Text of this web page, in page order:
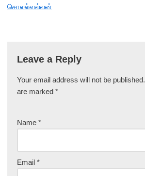
சொலல்வல்லன்
Leave a Reply
Your email address will not be published.
are marked *
Name *
Email *